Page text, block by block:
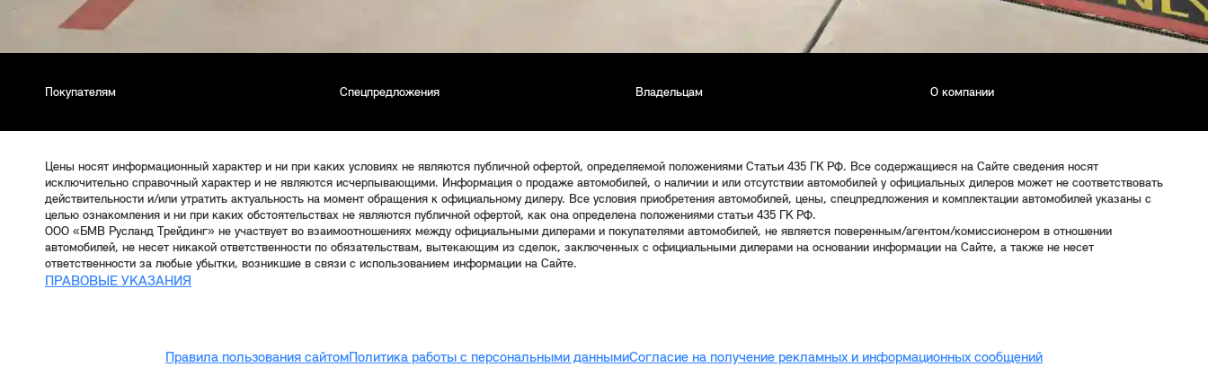
Покупателям Спецпредложения Владельцам О компании
Цены носят информационный характер и ни при каких условиях не являются публичной офертой, определяемой положениями Статьи 435 ГК РФ. Все содержащиеся на Сайте сведения носят
исключительно справочный характер и не являются исчерпывающими. Информация о продаже автомобилей, о наличии и или отсутствии автомобилей у официальных дилеров может не соответствовать
действительности и/или утратить актуальность на момент обращения к официальному дилеру. Все условия приобретения автомобилей, цены, спецпредложения и комплектации автомобилей указаны с
целью ознакомления и ни при каких обстоятельствах не являются публичной офертой, как она определена положениями статьи 435 ГК РФ.
ООО «БМВ Русланд Трейдинг» не участвует во взаимоотношениях между официальными дилерами и покупателями автомобилей, не является поверенным/агентом/комиссионером в отношении
автомобилей, не несет никакой ответственности по обязательствам, вытекающим из сделок, заключенных с официальными дилерами на основании информации на Сайте, а также не несет
ответственности за любые убытки, возникшие в связи с использованием информации на Сайте.
ПРАВОВЫЕ УКАЗАНИЯ
Правила пользования сайтомПолитика работы с персональными даннымиСогласие на получение рекламных и информационных сообщений